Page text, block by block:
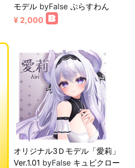
モデル byFalse ぷらすわん
¥ 2,000
オリジナル3Ｄモデル「愛莉」
Ver.1.01 byFalse キュビクロー